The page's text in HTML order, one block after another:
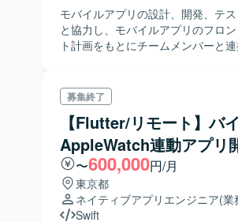
モバイルアプリの設計、開発、テ
と協力し、モバイルアプリのフロ
ト計画をもとにチームメンバーと
など
募集終了
【Flutter/リモート】バ
AppleWatch連動アプリ
〜600,000円/月
東京都
ネイティブアプリエンジニア(業
Swift